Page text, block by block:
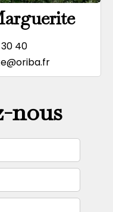
30 40
nous